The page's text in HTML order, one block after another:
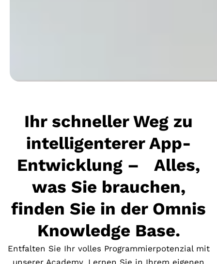
Ihr schneller Weg zu
intelligenterer App-
Entwicklung – Alles,
was Sie brauchen,
finden Sie in der Omnis
Knowledge Base.
Entfalten Sie Ihr volles Programmierpotenzial mit
unserer Academy. Lernen Sie in Ihrem eigenen